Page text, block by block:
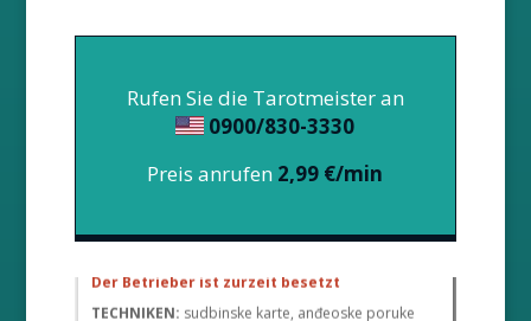
Rufen Sie die Tarotmeister an
0900/830-3330
Preis anrufen 2,99 €/min